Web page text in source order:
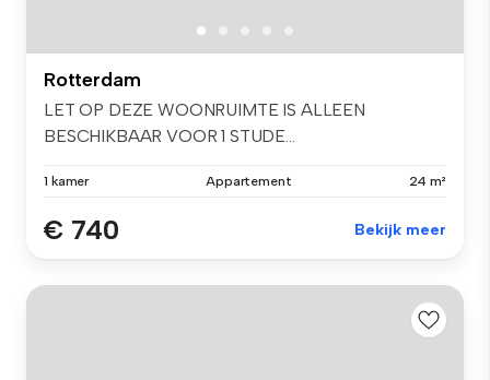
Rotterdam
LET OP DEZE WOONRUIMTE IS ALLEEN
BESCHIKBAAR VOOR 1 STUDE...
1 kamer Appartement 24 m²
€ 740 Bekijk meer